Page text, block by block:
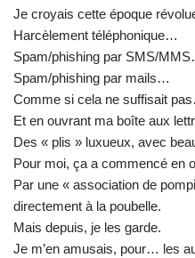
Je croyais cette époque
Harcèlement téléphonique…
Spam/phishing par SMS/
Spam/phishing par mails…
Comme si cela ne suffisait
Et en ouvrant ma boîte aux
Des « plis » luxueux, avec
Pour moi, ça a commencé en
Par une « association de
directement à la poubelle.
Mais depuis, je les garde.
Je m’en amusais, pour… les